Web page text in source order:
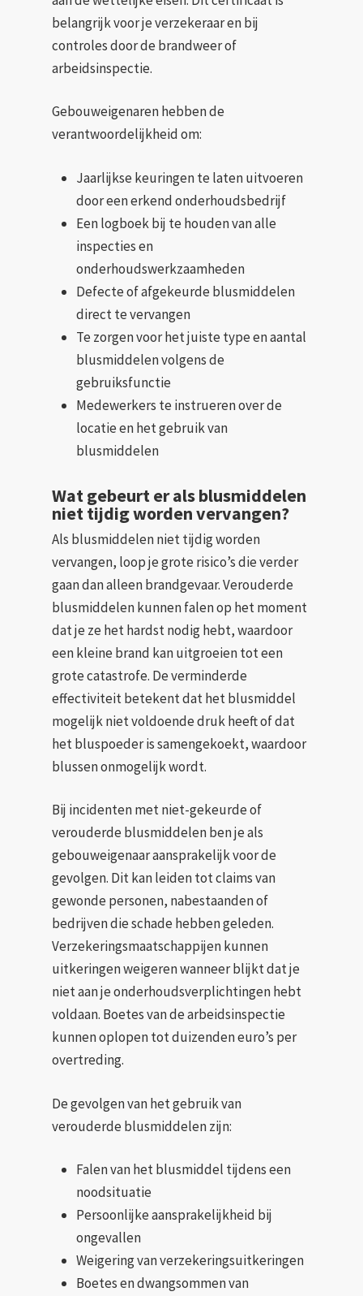
belangrijk voor je verzekeraar en bij
controles door de brandweer of
arbeidsinspectie.
Gebouweigenaren hebben de
verantwoordelijkheid om:
Jaarlijkse keuringen te laten uitvoeren
door een erkend onderhoudsbedrijf
Een logboek bij te houden van alle
inspecties en
onderhoudswerkzaamheden
Defecte of afgekeurde blusmiddelen
direct te vervangen
Te zorgen voor het juiste type en aantal
blusmiddelen volgens de
gebruiksfunctie
Medewerkers te instrueren over de
locatie en het gebruik van
blusmiddelen
Wat gebeurt er als blusmiddelen
niet tijdig worden vervangen?
Als blusmiddelen niet tijdig worden
vervangen, loop je grote risico’s die verder
gaan dan alleen brandgevaar. Verouderde
blusmiddelen kunnen falen op het moment
dat je ze het hardst nodig hebt, waardoor
een kleine brand kan uitgroeien tot een
grote catastrofe. De verminderde
effectiviteit betekent dat het blusmiddel
mogelijk niet voldoende druk heeft of dat
het bluspoeder is samengekoekt, waardoor
blussen onmogelijk wordt.
Bij incidenten met niet-gekeurde of
verouderde blusmiddelen ben je als
gebouweigenaar aansprakelijk voor de
gevolgen. Dit kan leiden tot claims van
gewonde personen, nabestaanden of
bedrijven die schade hebben geleden.
Verzekeringsmaatschappijen kunnen
uitkeringen weigeren wanneer blijkt dat je
niet aan je onderhoudsverplichtingen hebt
voldaan. Boetes van de arbeidsinspectie
kunnen oplopen tot duizenden euro’s per
overtreding.
De gevolgen van het gebruik van
verouderde blusmiddelen zijn:
Falen van het blusmiddel tijdens een
noodsituatie
Persoonlijke aansprakelijkheid bij
ongevallen
Weigering van verzekeringsuitkeringen
Boetes en dwangsommen van